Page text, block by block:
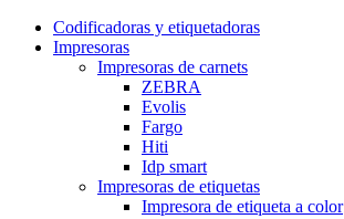
Codificadoras y etiquetadoras
Impresoras
Impresoras de carnets
ZEBRA
Evolis
Fargo
Hiti
Idp smart
Impresoras de etiquetas
Impresora de etiqueta a color